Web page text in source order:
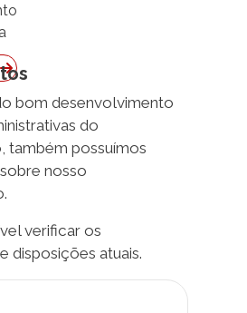
bom desenvolvimento
do
também possuímos
nosso
verificar os
disposições atuais.